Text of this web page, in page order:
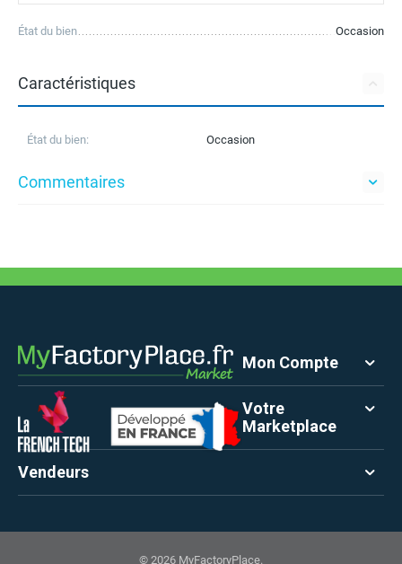
État du bien Occasion
Caractéristiques
État du bien: Occasion
Commentaires
Mon Compte
Votre
Marketplace
Vendeurs
© 2026 MyFactoryPlace.